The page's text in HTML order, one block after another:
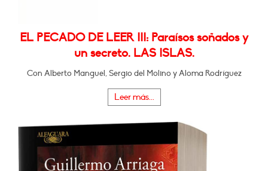
EL PECADO DE LEER III: Paraísos soñados y
un secreto. LAS ISLAS.
Con Alberto Manguel, Sergio del Molino y Aloma Rodríguez
Leer más...